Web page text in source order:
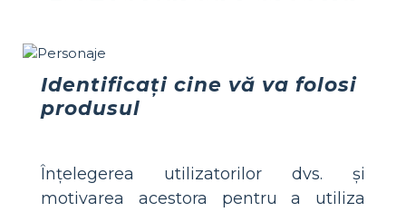
Identificați cine vă va folosi
produsul
Înțelegerea utilizatorilor dvs. și
motivarea acestora pentru a utiliza